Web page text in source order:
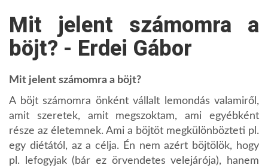
Mit jelent számomra a
böjt? - Erdei Gábor
Mit jelent számomra a böjt?
A böjt számomra önként vállalt lemondás valamiről,
amit szeretek, amit megszoktam, ami egyébként
része az életemnek. Ami a böjtöt megkülönbözteti pl.
egy diétától, az a célja. Én nem azért böjtölök, hogy
pl. lefogyjak (bár ez örvendetes velejárója), hanem